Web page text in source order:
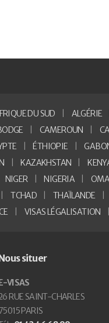
DU SUD ALGÉRIE
CAMEROUN
ÉTHIOPIE
KAZAKHSTAN
NIGER NIGERIA
TCHAD THAÏLANDE
VISAS LÉGALISATION
situer
VISAS
RUE SAINT-CHARLES
PARIS